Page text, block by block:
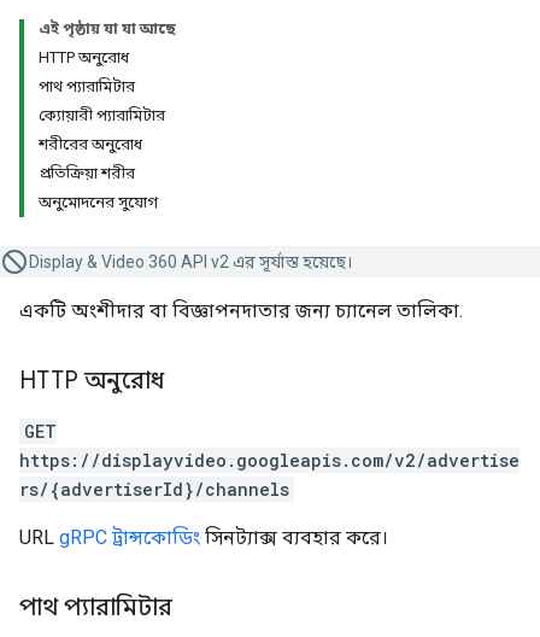
এই পৃষ্ঠায় যা যা আছে
HTTP অনুরোধ
পাথ প্যারামিটার
ক্যোয়ারী প্যারামিটার
শরীরের অনুরোধ
প্রতিক্রিয়া শরীর
অনুমোদনের সুযোগ
Display & Video 360 API v2 এর সূর্যাস্ত হয়েছে।
একটি অংশীদার বা বিজ্ঞাপনদাতার জন্য চ্যানেল তালিকা.
HTTP অনুরোধ
GET
https://displayvideo.googleapis.com/v2/advertise
rs/{advertiserId}/channels
URL gRPC ট্রান্সকোডিং সিনট্যাক্স ব্যবহার করে।
পাথ প্যারামিটার